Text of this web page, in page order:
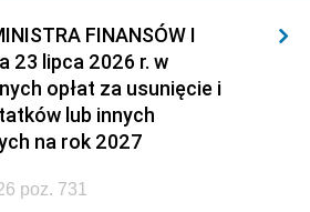
FINANSÓW I
23 lipca 2026 r. w
opłat za usunięcie i
lub innych
na rok 2027
poz. 731